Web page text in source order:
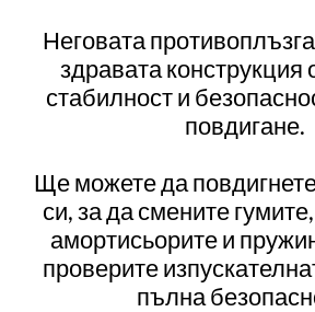
Неговата
здравата конструкция
стабилност и
повдигане.
Ще можете да
си, за да смените
амортисьорите и
проверите
пълна